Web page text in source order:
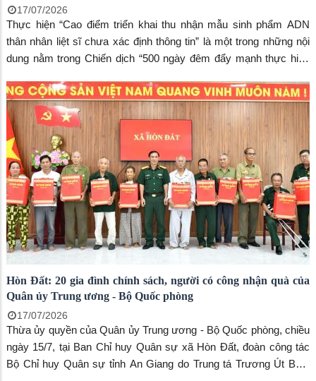
17/07/2026
Thực hiện “Cao điểm triển khai thu nhận mẫu sinh phẩm ADN
thân nhân liệt sĩ chưa xác định thông tin” là một trong những nội
dung nằm trong Chiến dịch “500 ngày đêm đẩy mạnh thực hiện
được triển khai quyết liệt trên địa bàn tỉnh An Giang với tinh thần
trách nhiệm cao và sự vào cuộc đồng bộ của cả hệ thống chính
trị.
Hòn Đất: 20 gia đình chính sách, người có công nhận quà của
Quân ủy Trung ương - Bộ Quốc phòng
17/07/2026
Thừa ủy quyền của Quân ủy Trung ương - Bộ Quốc phòng, chiều
ngày 15/7, tại Ban Chỉ huy Quân sự xã Hòn Đất, đoàn công tác
Bộ Chỉ huy Quân sự tỉnh An Giang do Trung tá Trương Út Bắc,